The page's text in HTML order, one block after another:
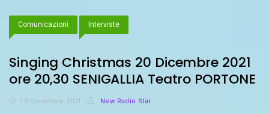
Comunicazioni Interviste
Singing Christmas 20 Dicembre 2021
ore 20,30 SENIGALLIA Teatro PORTONE
13 Dicembre 2021 New Radio Star